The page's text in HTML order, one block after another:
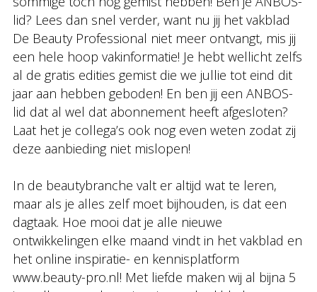
lid? Lees dan snel verder, want nu jij het vakblad
De Beauty Professional niet meer ontvangt, mis jij
een hele hoop vakinformatie! Je hebt wellicht zelfs
al de gratis edities gemist die we jullie tot eind dit
jaar aan hebben geboden! En ben jij een ANBOS-
lid dat al wel dat abonnement heeft afgesloten?
Laat het je collega’s ook nog even weten zodat zij
deze aanbieding niet mislopen!
In de beautybranche valt er altijd wat te leren,
maar als je alles zelf moet bijhouden, is dat een
dagtaak. Hoe mooi dat je alle nieuwe
ontwikkelingen elke maand vindt in het vakblad en
het online inspiratie- en kennisplatform
www.beauty-pro.nl! Met liefde maken wij al bijna 5